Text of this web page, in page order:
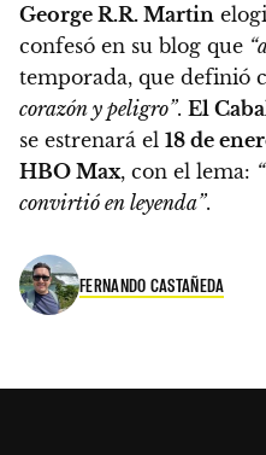
George R.R. Martin
confesó en su blog que
temporada, que definió
corazón y peligro”. El
se estrenará el 18 de
HBO Max, con el lema:
convirtió en leyenda”.
FERNANDO CASTAÑEDA